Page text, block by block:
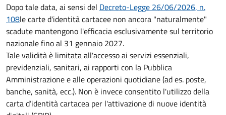
Dopo tale data, ai sensi del Decreto-Legge 26/06/2026, n.
108le carte d'identità cartacee non ancora "naturalmente"
scadute mantengono l'efficacia esclusivamente sul territorio
nazionale fino al 31 gennaio 2027.
Tale validità è limitata all'accesso ai servizi essenziali,
previdenziali, sanitari, ai rapporti con la Pubblica
Amministrazione e alle operazioni quotidiane (ad es. poste,
banche, sanità, ecc.). Non è invece consentito l'utilizzo della
carta d’identità cartacea per l'attivazione di nuove identità